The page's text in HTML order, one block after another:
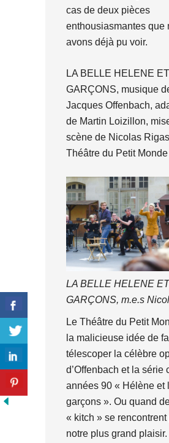
cas de deux pièces
enthousiasmantes que
avons déjà pu voir.
LA BELLE HELENE
GARÇONS, musique
Jacques Offenbach,
de Martin Loizillon,
scène de Nicolas
Théâtre du Petit Monde
LA BELLE HELENE
GARÇONS, m.e.s
Le Théâtre du Petit
la malicieuse idée de
télescoper la célèbre
d’Offenbach et la série
années 90 « Hélène et
garçons ». Ou quand
« kitch » se rencontrent
notre plus grand plaisir.